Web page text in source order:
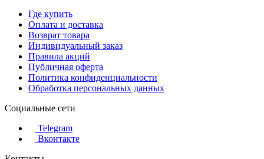
Где купить
Оплата и доставка
Возврат товара
Индивидуальный заказ
Правила акций
Публичная оферта
Политика конфиденциальности
Обработка персональных данных
Социальные сети
Telegram
Вконтакте